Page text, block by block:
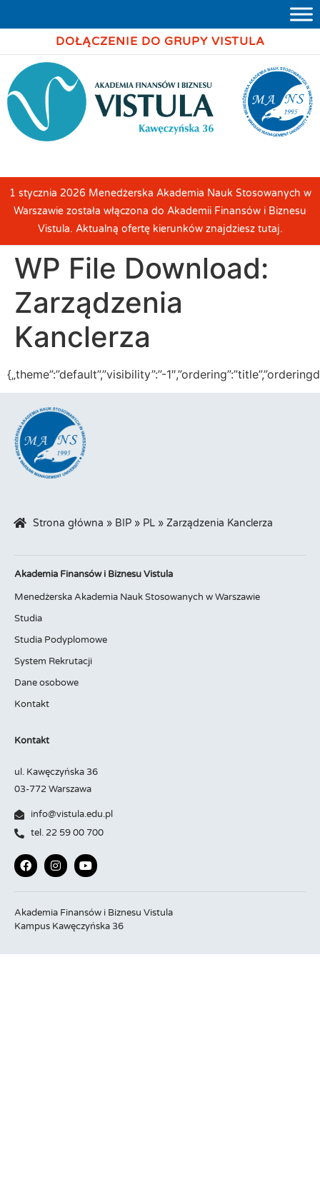
DOŁĄCZENIE DO GRUPY VISTULA
1 stycznia 2026 Menedżerska Akademia Nauk Stosowanych w
Warszawie została włączona do Akademii Finansów i Biznesu
Vistula. Aktualną ofertę kierunków znajdziesz tutaj.
WP File Download:
Zarządzenia
Kanclerza
{„theme”:”default”,”visibility”:”-
Strona główna » BIP » PL » Zarządzenia Kanclerza
Akademia Finansów i Biznesu Vistula
Menedżerska Akademia Nauk Stosowanych w Warszawie
Studia
Studia Podyplomowe
System Rekrutacji
Dane osobowe
Kontakt
Kontakt
ul. Kawęczyńska 36
03-772 Warszawa
info@vistula.edu.pl
tel. 22 59 00 700
Akademia Finansów i Biznesu Vistula
Kampus Kawęczyńska 36